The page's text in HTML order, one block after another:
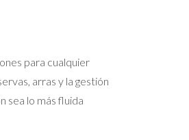
para cualquier
arras y la gestión
sea lo más fluida